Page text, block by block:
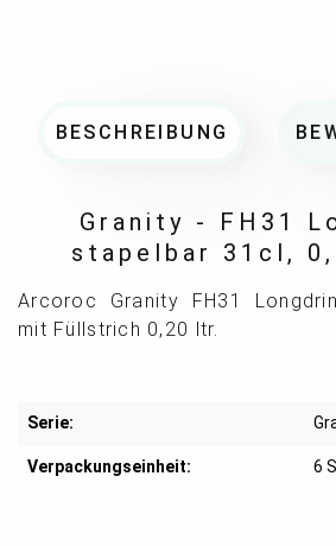
BESCHREIBUNG
Granity - FH31
stapelbar 31cl,
Arcoroc Granity FH31
mit Füllstrich 0,20 ltr.
Serie:
Verpackungseinheit: 6